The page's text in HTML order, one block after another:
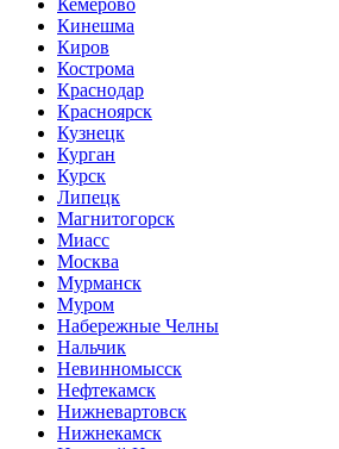
Кинешма
Киров
Кострома
Краснодар
Красноярск
Кузнецк
Курган
Курск
Липецк
Магнитогорск
Миасс
Москва
Мурманск
Муром
Набережные Челны
Нальчик
Невинномысск
Нефтекамск
Нижневартовск
Нижнекамск